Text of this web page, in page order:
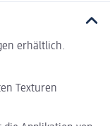
erhältlich.
Texturen